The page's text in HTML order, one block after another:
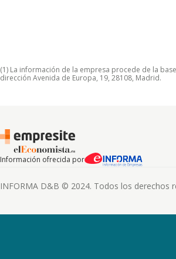
(1) La información de la empresa procede de la
dirección Avenida de Europa, 19, 28108, Madrid.
Información ofrecida por
INFORMA D&B © 2024. Todos los derechos